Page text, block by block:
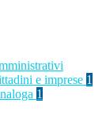
e imprese 1
1